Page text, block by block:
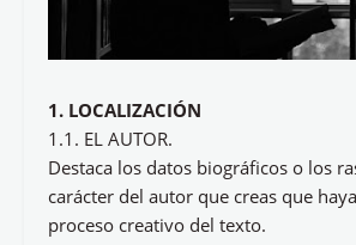
1. LOCALIZACIÓN
1.1. EL AUTOR.
Destaca los datos biográficos o los
carácter del autor que creas que
proceso creativo del texto.